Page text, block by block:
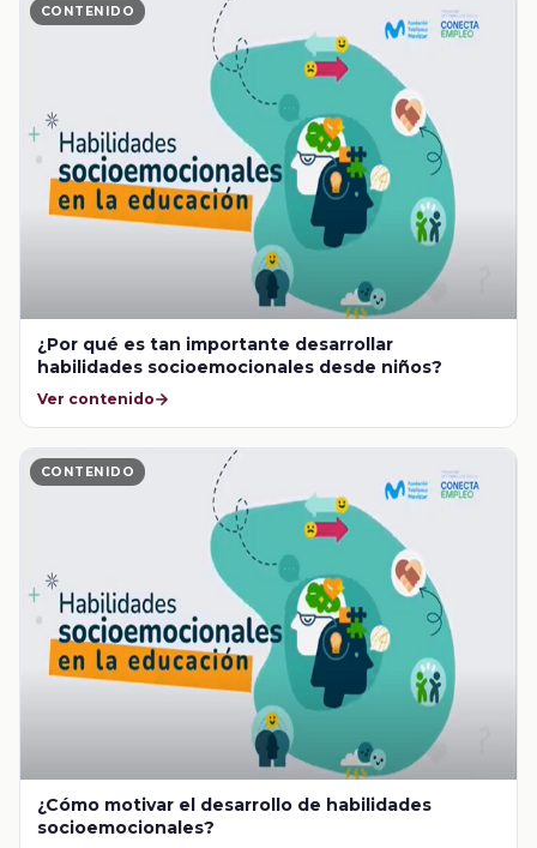
CONTENIDO
¿Por qué es tan importante desarrollar
habilidades socioemocionales desde niños?
Ver contenido
CONTENIDO
¿Cómo motivar el desarrollo de habilidades
socioemocionales?